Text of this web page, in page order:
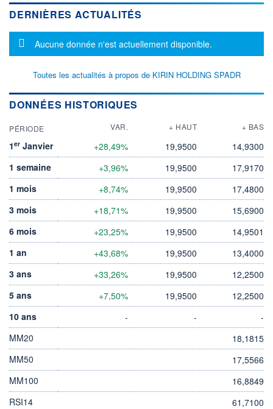
DERNIÈRES ACTUALITÉS
Message d'information
Aucune donnée n'est actuellement disponible.
Toutes les actualités à propos de KIRIN HOLDING SPADR
DONNÉES HISTORIQUES
PÉRIODE VAR. + HAUT + BAS
1er Janvier +28,49% 19,9500
14,9300
1 semaine
+3,96% 19,9500
17,9170
1 mois
+8,74% 19,9500
17,4800
3 mois
+18,71% 19,9500
15,6900
6 mois
+23,25% 19,9500
14,9501
1 an
+43,68% 19,9500
13,4000
3 ans
+33,26% 19,9500
12,2500
5 ans
+7,50% 19,9500
12,2500
10 ans
- -
-
MM20
18,1815
MM50
17,5566
MM100
16,8849
RSI14
61,7100